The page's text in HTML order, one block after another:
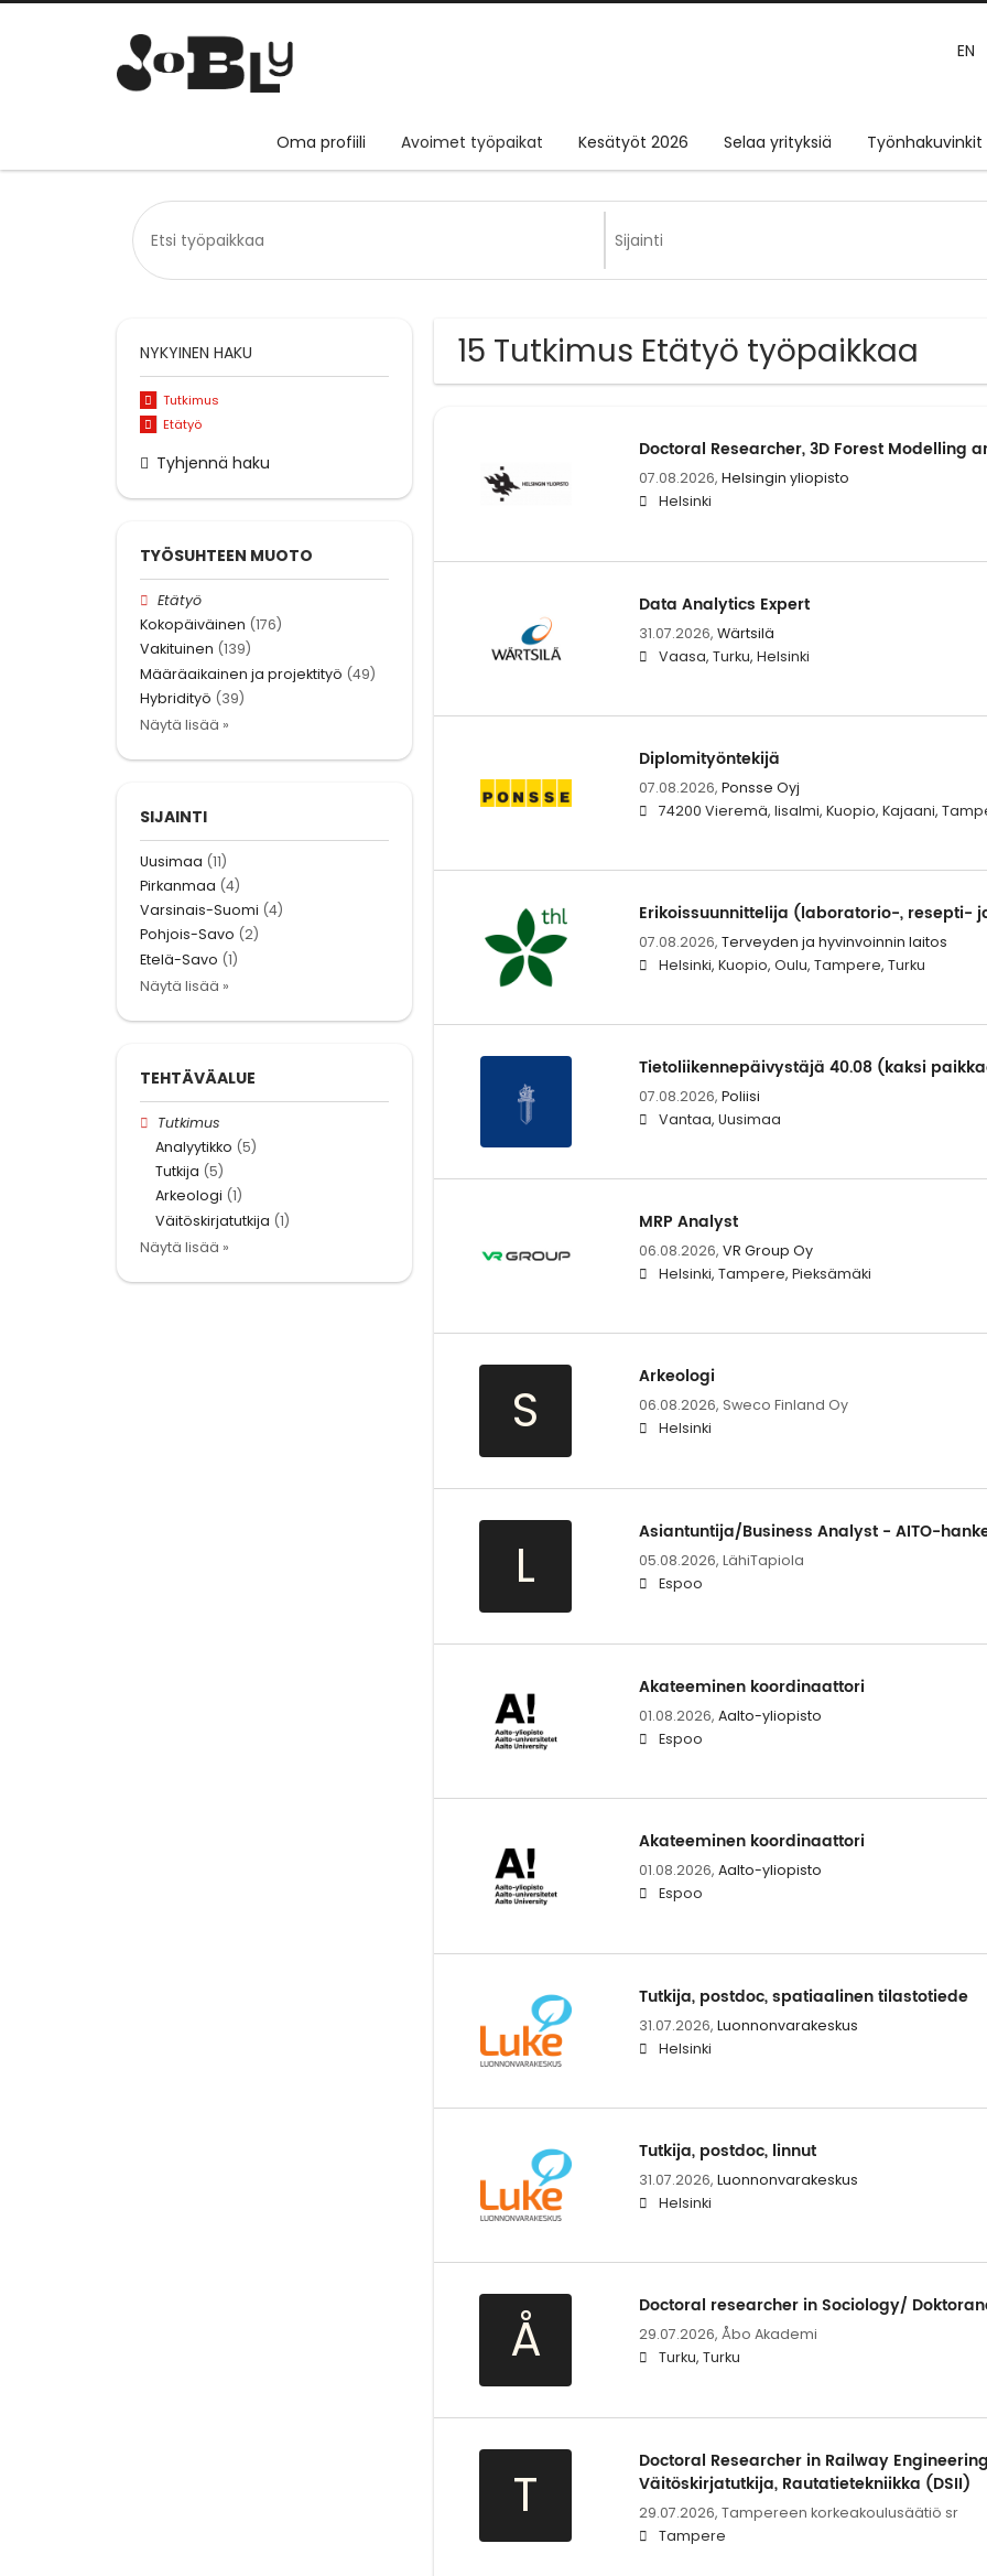
EN
Oma profiili Avoimet työpaikat Kesätyöt 2026 Selaa yrityksiä Työnhakuvinkit
15 Tutkimus Etätyö työpaikkaa
Doctoral Researcher, 3D Forest Modelling
07.08.2026, Helsingin yliopisto
Helsinki
Data Analytics Expert
31.07.2026, Wärtsilä
Vaasa, Turku, Helsinki
Diplomityöntekijä
07.08.2026, Ponsse Oyj
74200 Vieremä, Iisalmi, Kuopio, Kajaani,
Erikoissuunnittelija (laboratorio-, resepti-
07.08.2026, Terveyden ja hyvinvoinnin laitos
Helsinki, Kuopio, Oulu, Tampere, Turku
Tietoliikennepäivystäjä 40.08 (kaksi
07.08.2026, Poliisi
Vantaa, Uusimaa
MRP Analyst
06.08.2026, VR Group Oy
Helsinki, Tampere, Pieksämäki
S
Arkeologi
06.08.2026, Sweco Finland Oy
Helsinki
L
Asiantuntija/Business Analyst - AITO-
05.08.2026, LähiTapiola
Espoo
Aka­tee­mi­nen koor­di­naat­to­ri
01.08.2026, Aalto-yliopisto
Espoo
Aka­tee­mi­nen koor­di­naat­to­ri
01.08.2026, Aalto-yliopisto
Espoo
Tutkija, postdoc, spatiaalinen tilastotiede
31.07.2026, Luonnonvarakeskus
Helsinki
Tutkija, postdoc, linnut
31.07.2026, Luonnonvarakeskus
Helsinki
Å
Doctoral researcher in Sociology/
29.07.2026, Åbo Akademi
Turku, Turku
T
Doctoral Researcher in Railway
Väitöskirjatutkija, Rautatietekniikka (DSII)
29.07.2026, Tampereen korkeakoulusäätiö sr
Tampere
NYKYINEN HAKU
Tutkimus
Etätyö
Tyhjennä haku
TYÖSUHTEEN MUOTO
Etätyö
Kokopäiväinen (176)
Vakituinen (139)
Määräaikainen ja projektityö (49)
Hybridityö (39)
Näytä lisää »
SIJAINTI
Uusimaa (11)
Pirkanmaa (4)
Varsinais-Suomi (4)
Pohjois-Savo (2)
Etelä-Savo (1)
Näytä lisää »
TEHTÄVÄALUE
Tutkimus
Analyytikko (5)
Tutkija (5)
Arkeologi (1)
Väitöskirjatutkija (1)
Näytä lisää »